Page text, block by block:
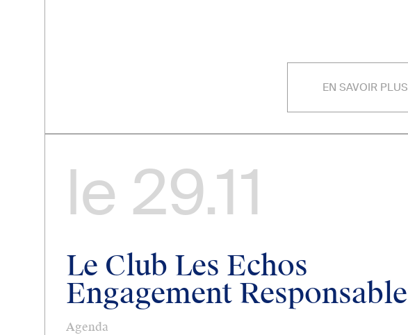
EN SAVOIR PLUS
le 29.11
Le Club Les Echos
Engagement Responsable
Agenda